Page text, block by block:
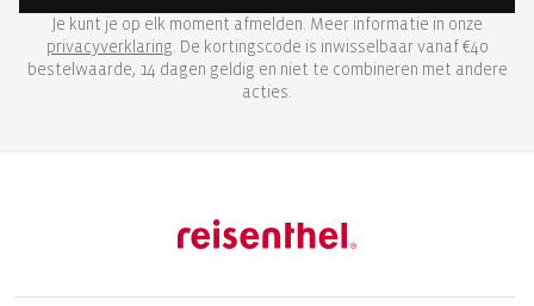
Je kunt je op elk moment afmelden. Meer informatie in onze
privacyverklaring. De kortingscode is inwisselbaar vanaf €40
bestelwaarde, 14 dagen geldig en niet te combineren met andere
acties.